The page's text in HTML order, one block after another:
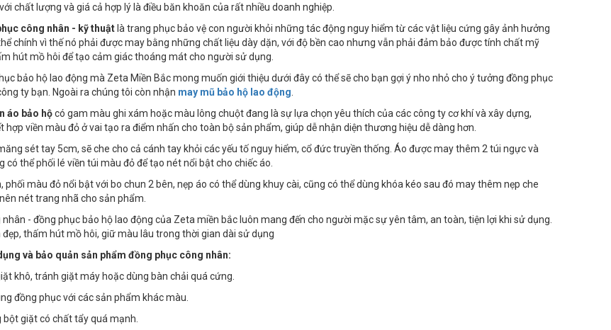
chất lượng và giá cả hợp lý là điều băn khoăn của rất nhiều doanh nghiệp.
công nhân - kỹ thuật là trang phục bảo vệ con người khỏi những tác động nguy hiểm từ các vật liệu cứng gây ảnh hưởng
chính vì thế nó phải được may bằng những chất liệu dày dặn, với độ bền cao nhưng vẫn phải đảm bảo được tính chất mỹ
hút mồ hôi để tạo cảm giác thoáng mát cho người sử dụng.
bảo hộ lao động mà Zeta Miền Bắc mong muốn giới thiệu dưới đây có thể sẽ cho bạn gợi ý nho nhỏ cho ý tưởng đồng phục
ty bạn. Ngoài ra chúng tôi còn nhận may mũ bảo hộ lao động
áo bảo hộcó gam màu ghi xám hoặc màu lông chuột đang là sự lựa chọn yêu thích của các công ty cơ khí và xây dựng,
hợp viền màu đỏ ở vai tạo ra điểm nhấn cho toàn bộ sản phẩm, giúp dễ nhận diện thương hiệu dễ dàng hơn.
sét tay 5cm, sẽ che cho cả cánh tay khỏi các yếu tố nguy hiểm, cổ đức truyền thống. Áo được may thêm 2 túi ngực và
có thể phối lé viền túi màu đỏ để tạo nét nổi bật cho chiếc áo.
phối màu đỏ nổi bật với bo chun 2 bên, nẹp áo có thể dùng khuy cài, cũng có thể dùng khóa kéo sau đó may thêm nẹp che
nét trang nhã cho sản phẩm.
- đồng phục bảo hộ lao động của Zeta miền bắc luôn mang đến cho người mặc sự yên tâm, an toàn, tiện lợi khi sử dụng.
đẹp, thấm hút mồ hôi, giữ màu lâu trong thời gian dài sử dụng
và bảo quản sản phẩm đồng phục công nhân:
khô, tránh giặt máy hoặc dùng bàn chải quá cứng.
đồng phục với các sản phẩm khác màu.
bột giặt có chất tẩy quá mạnh.